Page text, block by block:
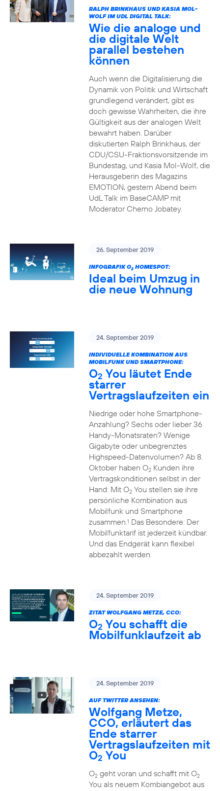
RALPH BRINKHAUS UND KASIA MOL-
WOLF IM UDL DIGITAL TALK:
Wie die analoge und
die digitale Welt
parallel bestehen
können
Auch wenn die Digitalisierung die
Dynamik von Politik und Wirtschaft
grundlegend verändert, gibt es
doch gewisse Wahrheiten, die ihre
Gültigkeit aus der analogen Welt
bewahrt haben. Darüber
diskutierten Ralph Brinkhaus, der
CDU/CSU-Fraktionsvorsitzende im
Bundestag, und Kasia Mol-Wolf, die
Herausgeberin des Magazins
EMOTION, gestern Abend beim
UdL Talk im BaseCAMP mit
Moderator Cherno Jobatey.
26. September 2019
INFOGRAFIK O2HOMESPOT:
Ideal beim Umzug in
die neue Wohnung
24. September 2019
INDIVIDUELLE KOMBINATION AUS
MOBILFUNK UND SMARTPHONE:
O2 You läutet Ende
starrer
Vertragslaufzeiten ein
Niedrige oder hohe Smartphone-
Anzahlung? Sechs oder lieber 36
Handy-Monatsraten? Wenige
Gigabyte oder unbegrenztes
Highspeed-Datenvolumen? Ab 8.
Oktober haben O2Kunden ihre
Vertragskonditionen selbst in der
Hand: Mit O2You stellen sie ihre
persönliche Kombination aus
Mobilfunk und Smartphone
zusammen.1 Das Besondere: Der
Mobilfunktarif ist jederzeit kündbar.
Und das Endgerät kann flexibel
abbezahlt werden.
24. September 2019
ZITAT WOLFGANG METZE, CCO:
O2 You schafft die
Mobilfunklaufzeit ab
24. September 2019
AUF TWITTER ANSEHEN:
Wolfgang Metze,
CCO, erläutert das
Ende starrer
Vertragslaufzeiten mit
O2 You
O2geht voran und schafft mit O2
You als neuem Kombiangebot aus